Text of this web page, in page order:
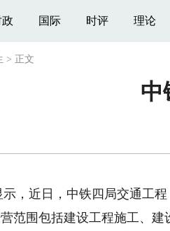
政 国际 时评 理论
> 正文
中
近日，中铁四局交通工程
范围包括建设工程施工、